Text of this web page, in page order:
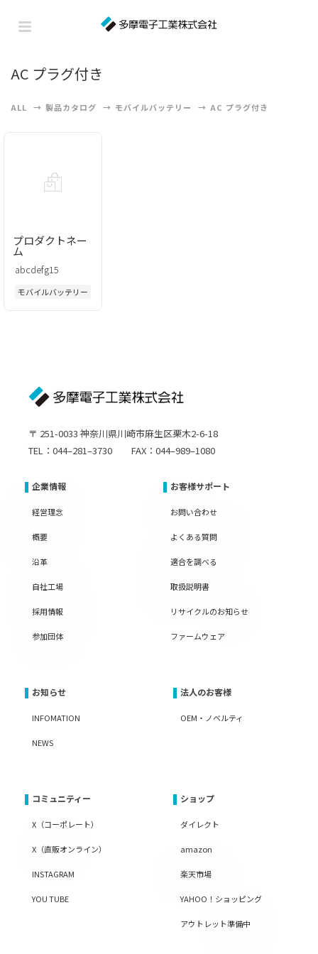
AC プラグ付き
ALL 製品カタログ モバイルバッテリー AC プラグ付き
プロダクトネー
ム
abcdefg15
モバイルバッテリー
〒 251-0033 神奈川県川崎市麻生区栗木2-6-18
TEL：044–281–3730 FAX：044–989–1080
企業情報
経営理念
概要
沿革
自社工場
採用情報
参加団体
お客様サポート
お問い合わせ
よくある質問
適合を調べる
取扱説明書
リサイクルのお知らせ
ファームウェア
お知らせ
INFOMATION
NEWS
法人のお客様
OEM・ノベルティ
コミュニティー
X（コーポレート）
X（直販オンライン）
INSTAGRAM
YOU TUBE
ショップ
ダイレクト
amazon
楽天市場
YAHOO！ショッピング
アウトレット準備中